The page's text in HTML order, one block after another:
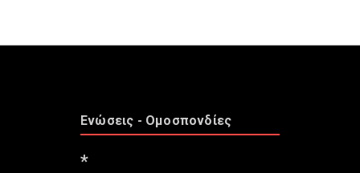
Ενώσεις - Ομοσπονδίες
*